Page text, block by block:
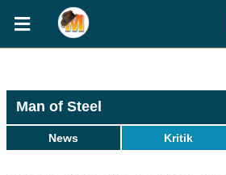
Man of Steel
News Kritik